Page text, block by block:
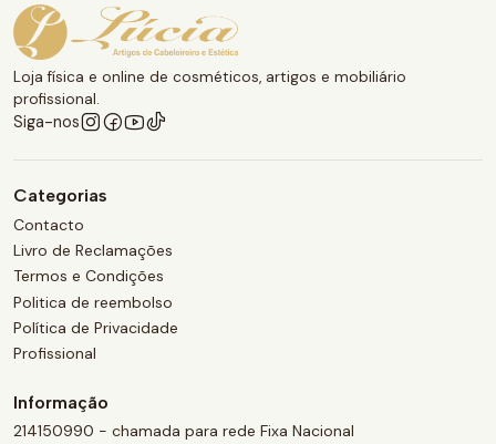
Loja física e online de cosméticos, artigos e mobiliário
profissional.
Siga-nos
Categorias
Contacto
Livro de Reclamações
Termos e Condições
Politica de reembolso
Política de Privacidade
Profissional
Informação
214150990 - chamada para rede Fixa Nacional